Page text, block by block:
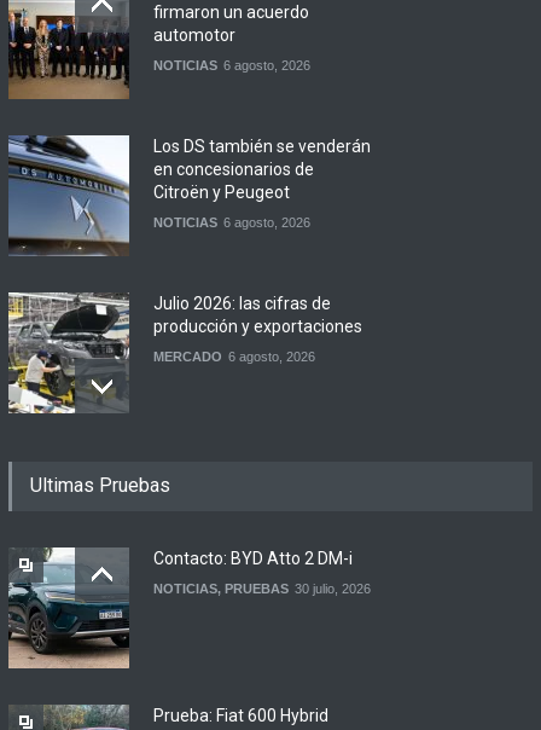
firmaron un acuerdo
automotor
NOTICIAS 6 agosto, 2026
Los DS también se venderán
en concesionarios de
Citroën y Peugeot
NOTICIAS 6 agosto, 2026
Julio 2026: las cifras de
producción y exportaciones
MERCADO 6 agosto, 2026
de agosto 2026 en
Ultimas Pruebas
Contacto: BYD Atto 2 DM-i
NOTICIAS, PRUEBAS 30 julio, 2026
Prueba: Fiat 600 Hybrid